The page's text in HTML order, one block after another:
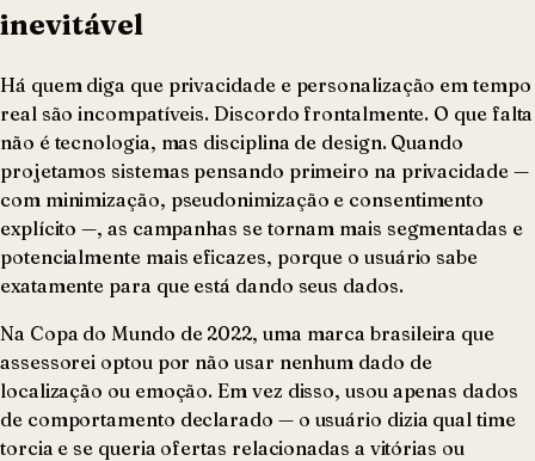
inevitável
Há quem diga que privacidade e personalização em tempo
real são incompatíveis. Discordo frontalmente. O que falta
não é tecnologia, mas disciplina de design. Quando
projetamos sistemas pensando primeiro na privacidade —
com minimização, pseudonimização e consentimento
explícito —, as campanhas se tornam mais segmentadas e
potencialmente mais eficazes, porque o usuário sabe
exatamente para que está dando seus dados.
Na Copa do Mundo de 2022, uma marca brasileira que
assessorei optou por não usar nenhum dado de
localização ou emoção. Em vez disso, usou apenas dados
de comportamento declarado — o usuário dizia qual time
torcia e se queria ofertas relacionadas a vitórias ou